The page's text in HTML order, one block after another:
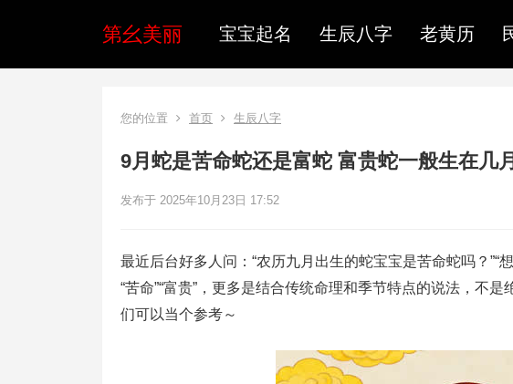
第幺美丽 宝宝起名 生辰八字 老黄历
您的位置 首页 生辰八字
9月蛇是苦命蛇还是富蛇 富贵蛇一般生在几
发布于 2025年10月23日 17:52
最近后台好多人问：“农历九月出生的蛇宝宝是苦命蛇吗？”“
“苦命”“富贵”，更多是结合传统命理和季节特点的说法，不
们可以当个参考～